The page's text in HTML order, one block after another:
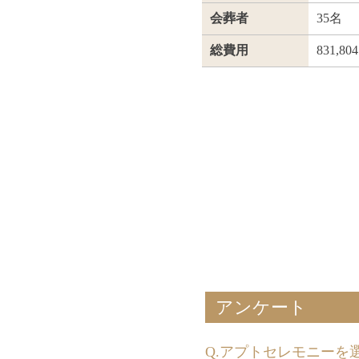
会葬者 35名
総費用
アンケート
Q.アプトセレモニーを